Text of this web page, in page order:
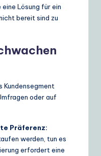
Lösung für ein
bereit sind zu
Kundensegment
oder auf
Präferenz:
werden, tun es
erfordert eine